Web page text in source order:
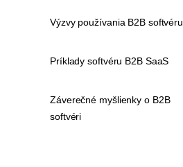
Výzvy používania B2B softvéru
Príklady softvéru B2B SaaS
Záverečné myšlienky o B2B
softvéri